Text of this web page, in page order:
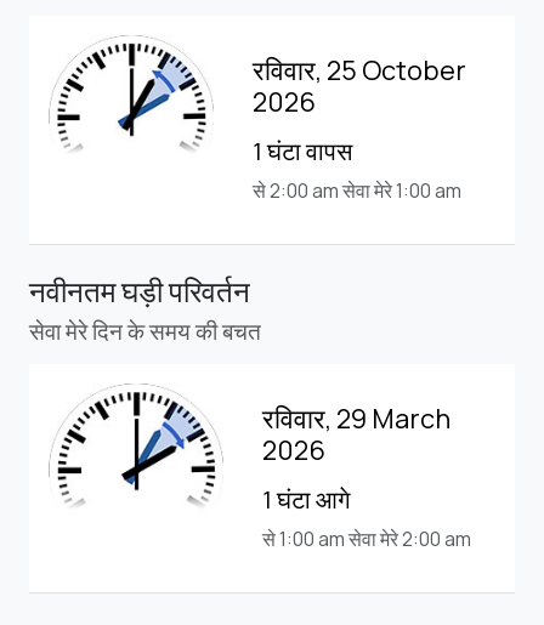
रविवार, 25 October
2026
1 घंटा वापस
से 2:00 am सेवा मेरे 1:00 am
नवीनतम घड़ी परिवर्तन
सेवा मेरे दिन के समय की बचत
रविवार, 29 March
2026
1 घंटा आगे
से 1:00 am सेवा मेरे 2:00 am